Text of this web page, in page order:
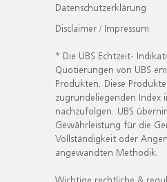
Datenschutzerklärung
Disclaimer / Impressum
* Die UBS Echtzeit-
Quotierungen von UBS
Produkten. Diese
zugrundeliegenden Index
nachzufolgen. UBS
Gewährleistung für die
Vollständigkeit oder
angewandten Methodik.